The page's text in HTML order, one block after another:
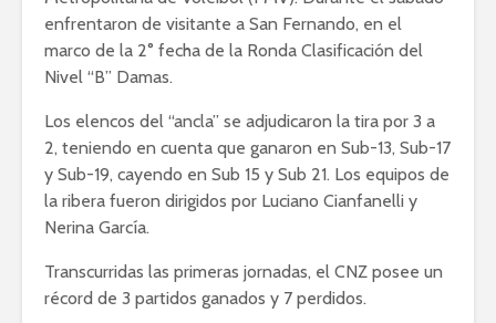
enfrentaron de visitante a San Fernando, en el
marco de la 2° fecha de la Ronda Clasificación del
Nivel “B” Damas.
Los elencos del “ancla” se adjudicaron la tira por 3 a
2, teniendo en cuenta que ganaron en Sub-13, Sub-17
y Sub-19, cayendo en Sub 15 y Sub 21. Los equipos de
la ribera fueron dirigidos por Luciano Cianfanelli y
Nerina García.
Transcurridas las primeras jornadas, el CNZ posee un
récord de 3 partidos ganados y 7 perdidos.